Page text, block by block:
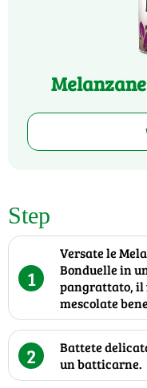
Step
1
Versate le
Bonduelle in
pangrattato, il
mescolate
2
Battete
un batticarne.